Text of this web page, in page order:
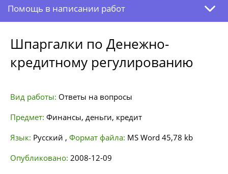
Помощь в написании работ
Шпаргалки по Денежно-
кредитному регулированию
Вид работы: Ответы на вопросы
Предмет: Финансы, деньги, кредит
Язык: Русский , Формат файла: MS Word 45,78 kb
Опубликовано: 2008-12-09